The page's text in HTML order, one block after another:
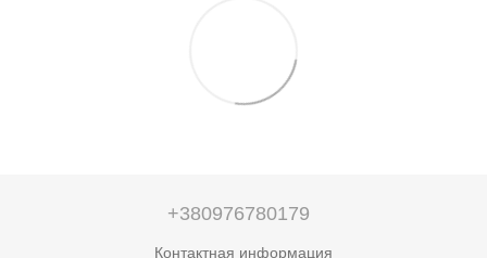
+380976780179
Контактная информация